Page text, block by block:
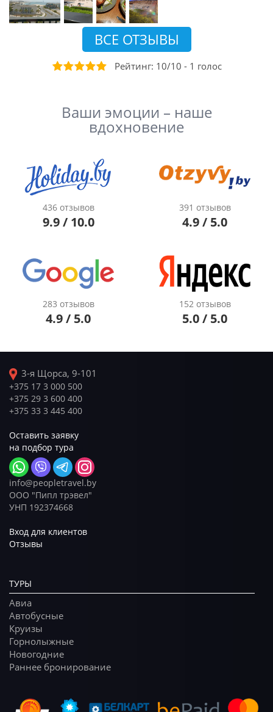
ВСЕ ОТЗЫВЫ
Рейтинг: 10/10 - 1 голос
Ваши эмоции – наше
вдохновение
436 отзывов
9.9 / 10.0
391 отзывов
4.9 / 5.0
283 отзывов
4.9 / 5.0
152 отзывов
5.0 / 5.0
3-я Щорса, 9-101
+375 17 3 000 500
+375 29 3 600 400
+375 33 3 445 400
Оставить заявку
на подбор тура
info@peopletravel.by
ООО "Пипл трэвел"
УНП 192374668
Вход для клиентов
Отзывы
ТУРЫ
Авиа
Автобусные
Круизы
Горнолыжные
Новогодние
Раннее бронирование